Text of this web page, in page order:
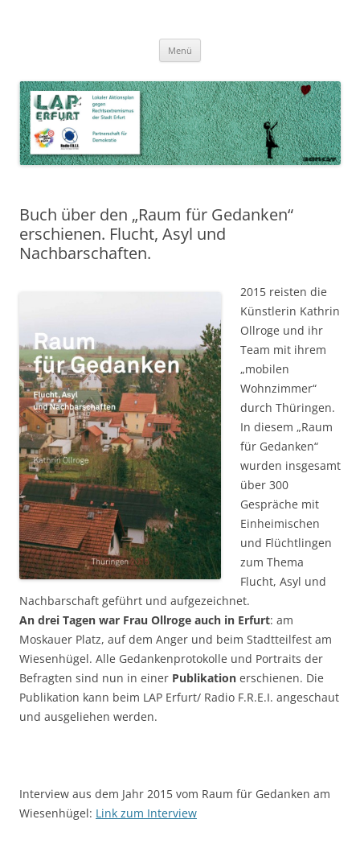
Lokaler Aktionsplan gegen Rechtsextremismus der Stadt Erfurt – Zur
Stärkung der Vielfalt, Toleranz und Demokratie
Menü
Buch über den „Raum für Gedanken“
erschienen. Flucht, Asyl und
Nachbarschaften.
2015 reisten die
Künstlerin Kathrin
Ollroge und ihr
Team mit ihrem
„mobilen
Wohnzimmer“
durch Thüringen.
In diesem „Raum
für Gedanken“
wurden insgesamt
über 300
Gespräche mit
Einheimischen
und Flüchtlingen
zum Thema
Flucht, Asyl und
Nachbarschaft geführt und aufgezeichnet.
An drei Tagen war Frau Ollroge auch in Erfurt: am
Moskauer Platz, auf dem Anger und beim Stadtteilfest am
Wiesenhügel. Alle Gedankenprotokolle und Portraits der
Befragten sind nun in einer Publikation erschienen. Die
Publikation kann beim LAP Erfurt/ Radio F.R.E.I. angeschaut
und ausgeliehen werden.
Interview aus dem Jahr 2015 vom Raum für Gedanken am
Wiesenhügel: Link zum Interview